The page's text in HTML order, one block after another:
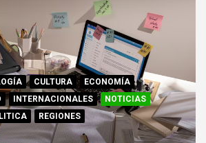
CULTURA
ECONOMÍA
INTERNACIONALES
NOTICIAS
REGIONES